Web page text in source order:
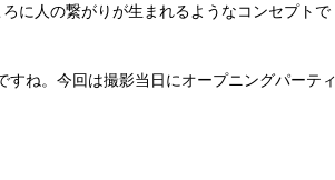
に人の繋がりが生まれるようなコンセプトで
ね。今回は撮影当日にオープニングパーティ